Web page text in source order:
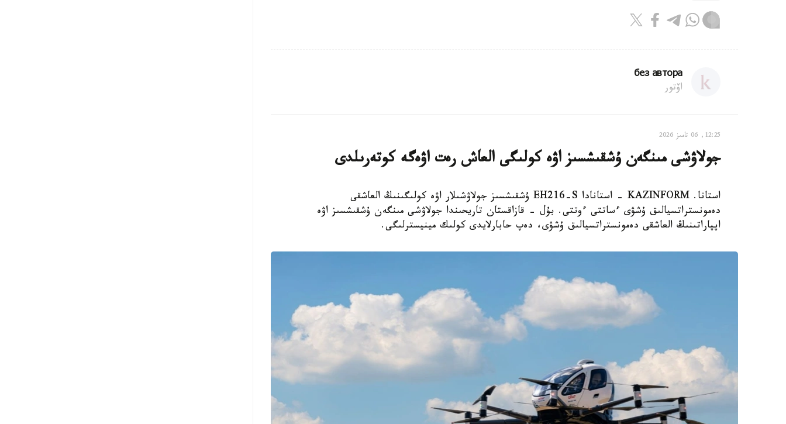
без автора
اۆتور
12:25, 06 تامىز 2026
جولاۋشى مىنگەن ۇشقىشسىز اۋە كولىگى العاش رەت اۋەگە كوتەرىلدى
استانا. KAZINFORM - استانادا EH216-S ۇشقىشسىز جولاۋشىلار اۋە كولىگىنىڭ العاشقى
دەمونستراتسيالىق ۇشۋى ءساتتى ءوتتى. بۇل - قازاقستان تاريحىندا جولاۋشى مىنگەن ۇشقىشسىز اۋە
اپپاراتىنىڭ العاشقى دەمونستراتسيالىق ۇشۋى، دەپ حابارلايدى كولىك مينيسترلىگى.